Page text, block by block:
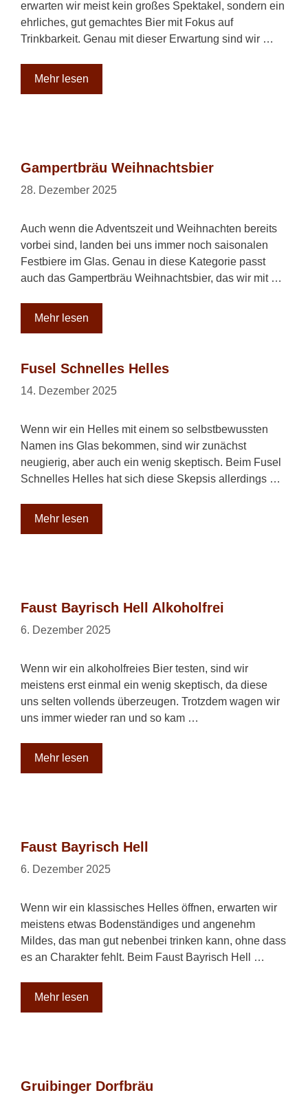
erwarten wir meist kein großes Spektakel, sondern ein
ehrliches, gut gemachtes Bier mit Fokus auf
Trinkbarkeit. Genau mit dieser Erwartung sind wir …
Mehr lesen
Gampertbräu Weihnachtsbier
28. Dezember 2025
Auch wenn die Adventszeit und Weihnachten bereits
vorbei sind, landen bei uns immer noch saisonalen
Festbiere im Glas. Genau in diese Kategorie passt
auch das Gampertbräu Weihnachtsbier, das wir mit …
Mehr lesen
Fusel Schnelles Helles
14. Dezember 2025
Wenn wir ein Helles mit einem so selbstbewussten
Namen ins Glas bekommen, sind wir zunächst
neugierig, aber auch ein wenig skeptisch. Beim Fusel
Schnelles Helles hat sich diese Skepsis allerdings …
Mehr lesen
Faust Bayrisch Hell Alkoholfrei
6. Dezember 2025
Wenn wir ein alkoholfreies Bier testen, sind wir
meistens erst einmal ein wenig skeptisch, da diese
uns selten vollends überzeugen. Trotzdem wagen wir
uns immer wieder ran und so kam …
Mehr lesen
Faust Bayrisch Hell
6. Dezember 2025
Wenn wir ein klassisches Helles öffnen, erwarten wir
meistens etwas Bodenständiges und angenehm
Mildes, das man gut nebenbei trinken kann, ohne dass
es an Charakter fehlt. Beim Faust Bayrisch Hell …
Mehr lesen
Gruibinger Dorfbräu